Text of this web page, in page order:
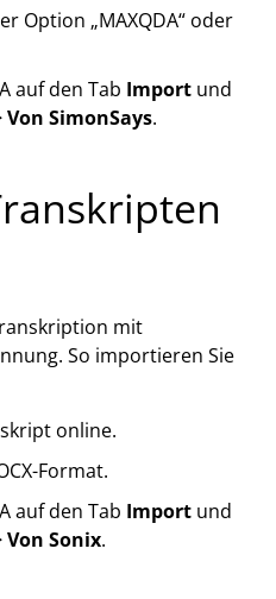
Option „MAXQDA“ oder
auf den Tab Import und
SimonSays.
mit
So importieren Sie
online.
Format.
auf den Tab Import und
Sonix.